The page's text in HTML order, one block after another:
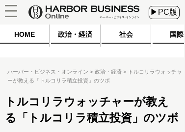
▶PC版
HOME 政治・経済 社会 国際
ハーバー・ビジネス・オンライン 政治・経済
トルコリラウォッチャ
ーが教える「トルコリラ積立投資」のツボ
トルコリラウォッチャーが教え
る「トルコリラ積立投資」のツボ